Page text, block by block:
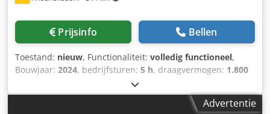
Prijsinfo Bellen
Toestand: nieuw, Functionaliteit: volledig functioneel,
Bouwjaar: 2024, bedrijfsturen: 5 h, draagvermogen: 1.800
, vrije hefhoogte:
brandstoftype:elektrisch, masttype:triplex, bouwhoogte:
, vorkenbordbreedte:
Advertentie